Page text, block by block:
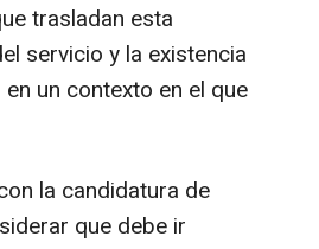
trasladan esta
servicio y la existencia
un contexto en el que
la candidatura de
que debe ir